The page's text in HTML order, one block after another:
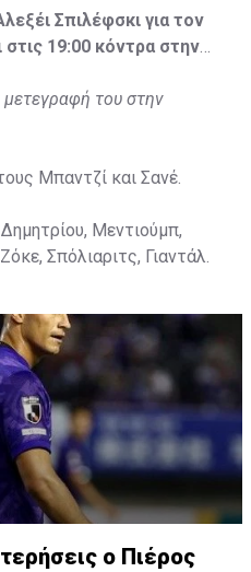
Σπιλέφσκι για τον
στις 19:00 κόντρα στην
του στην
Μπαντζί και Σανέ.
Μεντιούμπ,
Σπόλιαριτς, Γιαντάλ.
ο Πιέρος